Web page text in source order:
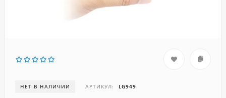
НЕТ В НАЛИЧИИ АРТИКУЛ: LG949